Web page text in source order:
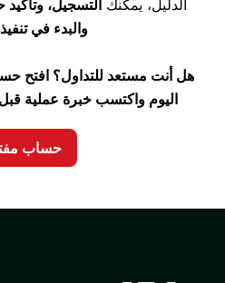
التسجيل، وتأكيد حسابك، وتثبيت
والبدء في تنفيذ صفقات
خبرة عملية قبل التداول بأموال